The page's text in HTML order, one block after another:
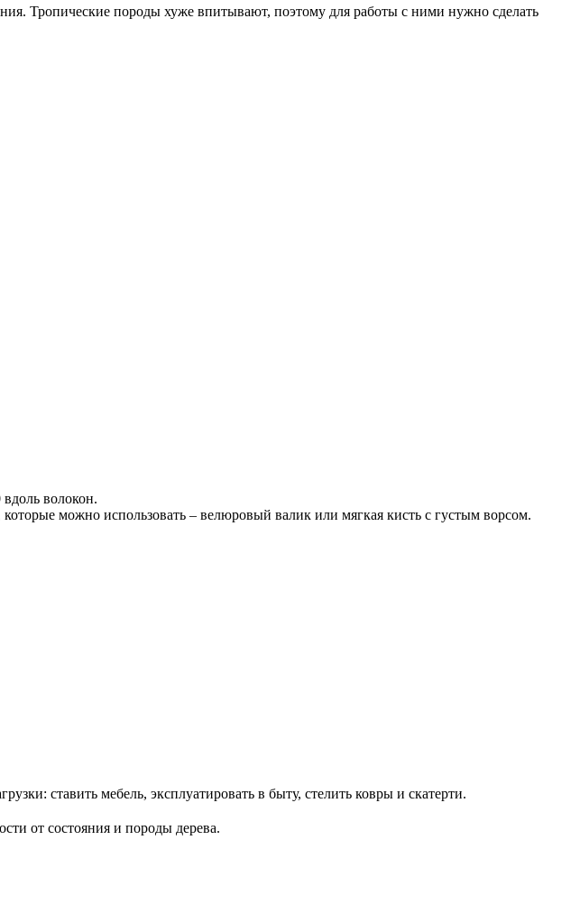
Тропические породы хуже впитывают, поэтому для работы с ними нужно сделать
волокон.
можно использовать – велюровый валик или мягкая кисть с густым ворсом.
ставить мебель, эксплуатировать в быту, стелить ковры и скатерти.
от состояния и породы дерева.